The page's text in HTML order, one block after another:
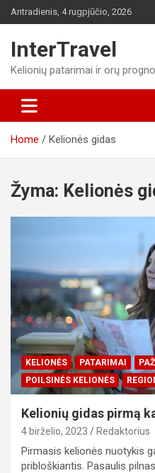
Skip
to
Antradienis, 4 rugpjūčio, 2026
InterTravel
Kelionių patarimai ir orų
Home Kelionės gidas
Žyma: Kelionės
KELIONĖS PATARIMAI
POILSINĖS KELIONĖS
Kelionių gidas pirmą
4 birželio, 2023 Redaktorius
Pirmasis kelionės nuotykis
pribloškiantis. Pasaulis